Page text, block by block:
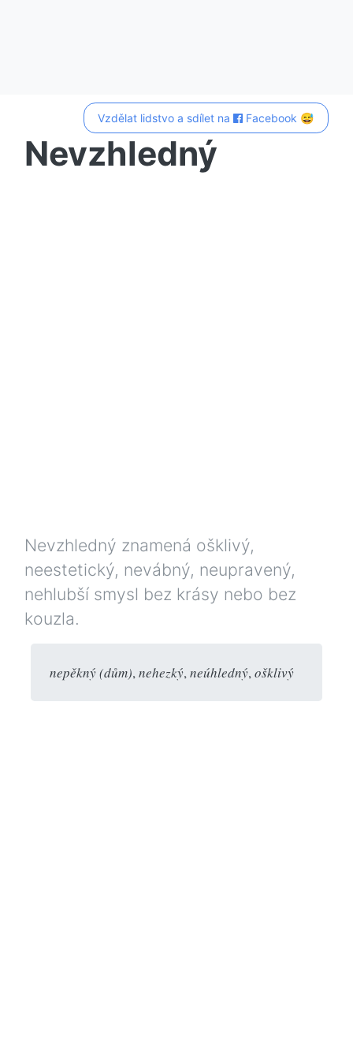
Vzdělat lidstvo a sdílet na Facebook 😅
Nevzhledný
Nevzhledný znamená ošklivý,
neestetický, nevábný, neupravený,
nehlubší smysl bez krásy nebo bez
kouzla.
nepěkný (dům),nehezký,neúhledný,ošklivý